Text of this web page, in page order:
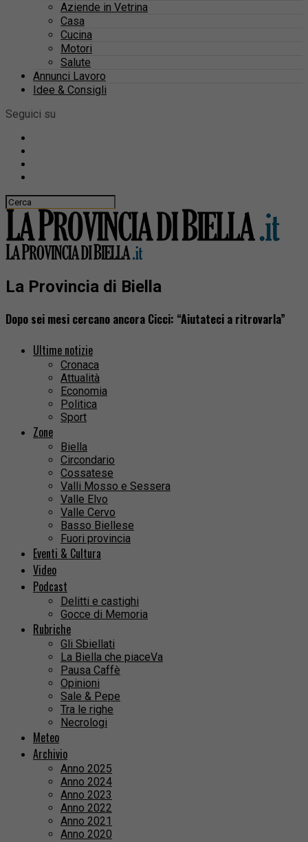
Aziende in Vetrina
Casa
Cucina
Motori
Salute
Annunci Lavoro
Idee & Consigli
Seguici su
La Provincia di Biella
Dopo sei mesi cercano ancora Cicci: “Aiutateci a ritrovarla”
Ultime notizie
Cronaca
Attualità
Economia
Politica
Sport
Zone
Biella
Circondario
Cossatese
Valli Mosso e Sessera
Valle Elvo
Valle Cervo
Basso Biellese
Fuori provincia
Eventi & Cultura
Video
Podcast
Delitti e castighi
Gocce di Memoria
Rubriche
Gli Sbiellati
La Biella che piaceVa
Pausa Caffè
Opinioni
Sale & Pepe
Tra le righe
Necrologi
Meteo
Archivio
Anno 2025
Anno 2024
Anno 2023
Anno 2022
Anno 2021
Anno 2020